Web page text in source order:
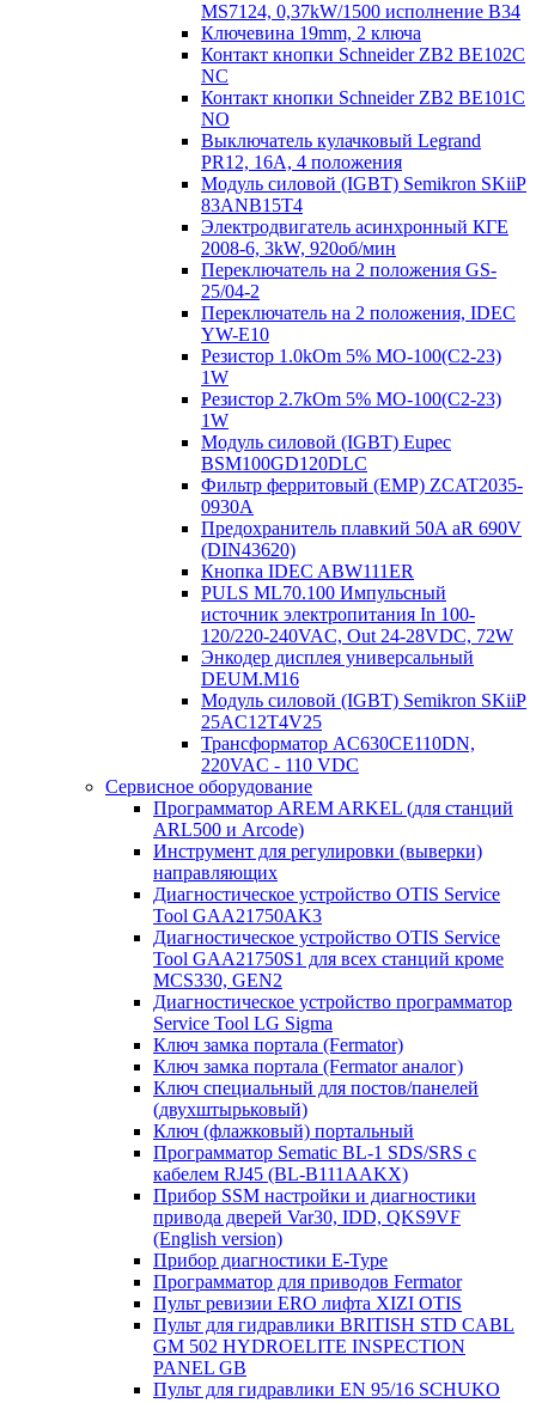
MS7124, 0,37kW/1500 исполнение В34
Ключевина 19mm, 2 ключа
Контакт кнопки Schneider ZB2 BE102C
NC
Контакт кнопки Schneider ZB2 BE101C
NO
Выключатель кулачковый Legrand
PR12, 16A, 4 положения
Модуль силовой (IGBT) Semikron SKiiP
83ANB15T4
Электродвигатель асинхронный КГЕ
2008-6, 3kW, 920об/мин
Переключатель на 2 положения GS-
25/04-2
Переключатель на 2 положения, IDEC
YW-E10
Резистор 1.0kOm 5% МО-100(С2-23)
1W
Резистор 2.7kOm 5% МО-100(С2-23)
1W
Модуль силовой (IGBT) Eupec
BSM100GD120DLC
Фильтр ферритовый (EMP) ZCAT2035-
0930A
Предохранитель плавкий 50A aR 690V
(DIN43620)
Кнопка IDEC ABW111ER
PULS ML70.100 Импульсный
источник электропитания In 100-
120/220-240VAC, Out 24-28VDC, 72W
Энкодер дисплея универсальный
DEUM.M16
Модуль силовой (IGBT) Semikron SKiiP
25AC12T4V25
Трансформатор AC630CE110DN,
220VAC - 110 VDC
Сервисное оборудование
Программатор AREM ARKEL (для станций
ARL500 и Arcode)
Инструмент для регулировки (выверки)
направляющих
Диагностическое устройство OTIS Service
Tool GAA21750AK3
Диагностическое устройство OTIS Service
Tool GAA21750S1 для всех станций кроме
MCS330, GEN2
Диагностическое устройство программатор
Service Tool LG Sigma
Ключ замка портала (Fermator)
Ключ замка портала (Fermator аналог)
Ключ специальный для постов/панелей
(двухштырьковый)
Ключ (флажковый) портальный
Программатор Sematic BL-1 SDS/SRS с
кабелем RJ45 (BL-B111AAKX)
Прибор SSM настройки и диагностики
привода дверей Var30, IDD, QKS9VF
(English version)
Прибор диагностики E-Type
Программатор для приводов Fermator
Пульт ревизии ERO лифта XIZI OTIS
Пульт для гидравлики BRITISH STD CABL
GM 502 HYDROELITE INSPECTION
PANEL GB
Пульт для гидравлики EN 95/16 SCHUKO